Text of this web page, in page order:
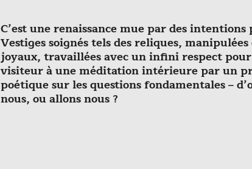
C’est une renaissance mue par des intentions
Vestiges soignés tels des reliques, manipulées
joyaux, travaillées avec un infini respect
visiteur à une méditation intérieure par un
poétique sur les questions fondamentales –
nous, ou allons nous ?